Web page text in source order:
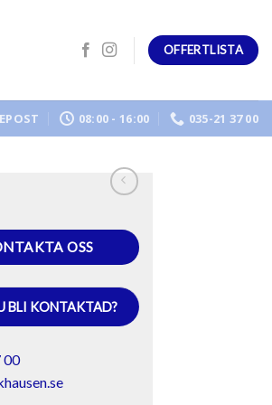
OFFERTLISTA
EPOST 08:00 - 16:00 035-21 37 00
OSS
BLI KONTAKTAD?
00